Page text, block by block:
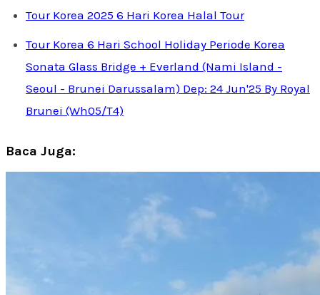
Tour Korea 2025 6 Hari Korea Halal Tour
Tour Korea 6 Hari School Holiday Periode Korea
Sonata Glass Bridge + Everland (Nami Island -
Seoul - Brunei Darussalam) Dep: 24 Jun'25 By Royal
Brunei (Wh05/T4)
Baca Juga: